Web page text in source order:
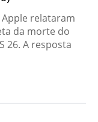
relataram
da morte do
26. A resposta